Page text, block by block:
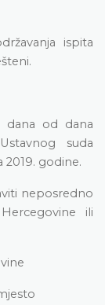
ispita
dana od dana
suda
godine.
neposredno
ili